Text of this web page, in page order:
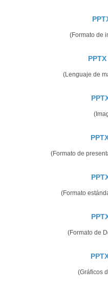
(Formato de
(Lenguaje de
(Formato de
(Formato
(Formato de
(Gráficos